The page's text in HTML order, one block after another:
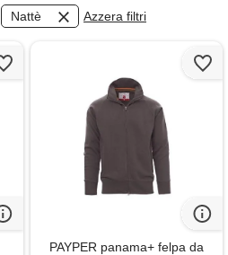
Nattè Azzera filtri
PAYPER panama+ felpa da